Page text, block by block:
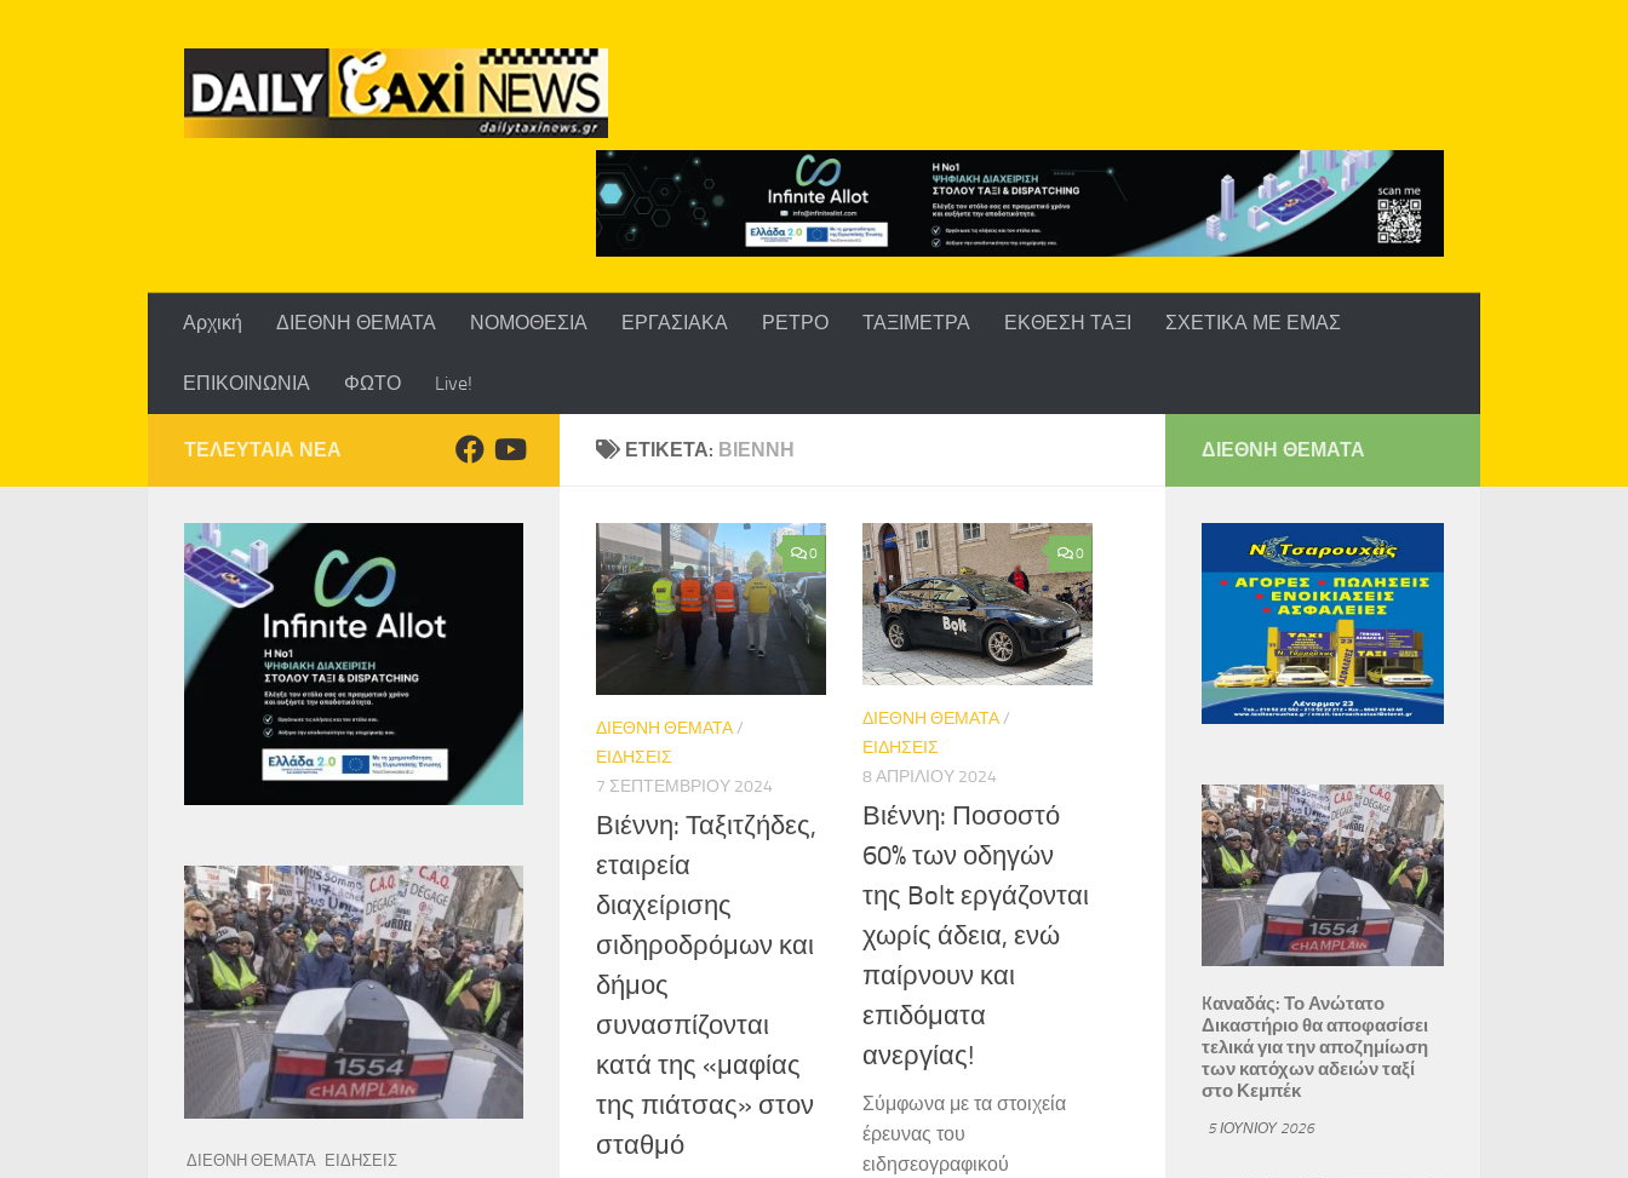
Αρχική ΔΙΕΘΝΗ ΘΕΜΑΤΑ ΝΟΜΟΘΕΣΙΑ ΕΡΓΑΣΙΑΚΑ ΡΕΤΡΟ ΤΑΞΙΜΕΤΡΑ ΕΚΘΕΣΗ ΤΑΞΙ ΣΧΕΤΙΚΑ ΜΕ ΕΜΑΣ
ΕΠΙΚΟΙΝΩΝΙΑ ΦΩΤΟ Live!
ΕΤΙΚΈΤΑ: ΒΙΈΝΝΗ
0
ΔΙΕΘΝΗ ΘΕΜΑΤΑ/
ΕΙΔΗΣΕΙΣ
7 ΣΕΠΤΕΜΒΡΊΟΥ 2024
Βιέννη: Ταξιτζήδες,
εταιρεία
διαχείρισης
σιδηροδρόμων και
δήμος
συνασπίζονται
κατά της «μαφίας
της πιάτσας» στον
σταθμό
0
ΔΙΕΘΝΗ ΘΕΜΑΤΑ/
ΕΙΔΗΣΕΙΣ
8 ΑΠΡΙΛΊΟΥ 2024
Βιέννη: Ποσοστό
60% των οδηγών
της Bolt εργάζονται
χωρίς άδεια, ενώ
παίρνουν και
επιδόματα
ανεργίας!
Σύμφωνα με τα στοιχεία
έρευνας του
ειδησεογραφικού
ΤΕΛΕΥΤΑΙΑ ΝΕΑ
ΔΙΕΘΝΗ ΘΕΜΑΤΑ ΕΙΔΗΣΕΙΣ
ΔΙΕΘΝΗ ΘΕΜΑΤΑ
Kαναδάς: Το Ανώτατο
Δικαστήριο θα αποφασίσει
τελικά για την αποζημίωση
των κατόχων αδειών ταξί
στο Κεμπέκ
5 ΙΟΥΝΊΟΥ 2026